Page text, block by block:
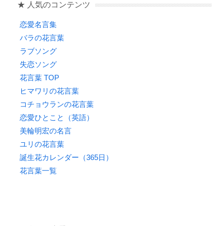
k
★ 人気のコンテンツ
恋愛名言集
バラの花言葉
ラブソング
失恋ソング
花言葉 TOP
ヒマワリの花言葉
コチョウランの花言葉
恋愛ひとこと（英語）
美輪明宏の名言
ユリの花言葉
誕生花カレンダー（365日）
花言葉一覧